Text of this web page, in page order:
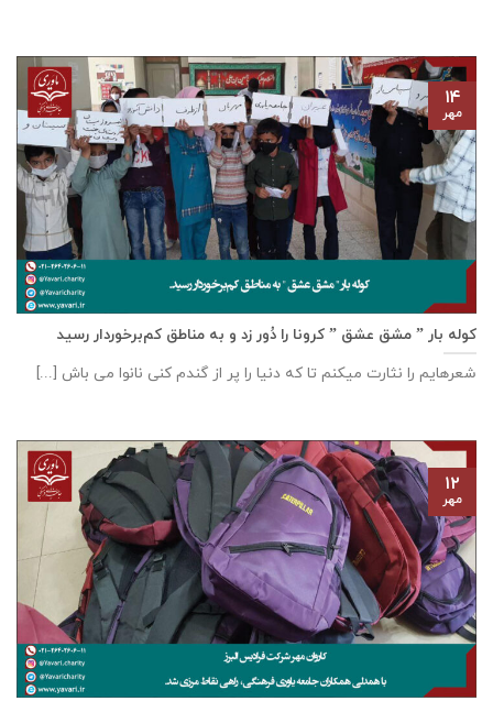
کوله بار ” مشق عشق ” کرونا را دُور زد و به مناطق کم‌برخوردار رسید
شعرهایم را نثارت میکنم تا که دنیا را پر از گندم کنی نانوا می باش [...]
۱۴
مهر
۱۲
مهر